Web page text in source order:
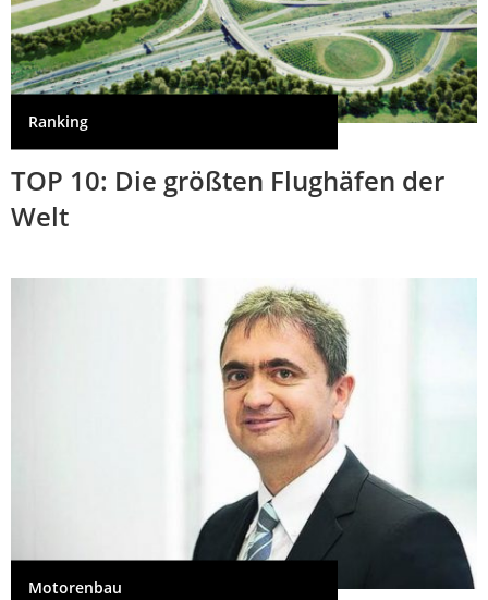
Ranking
TOP 10: Die größten Flughäfen der
Welt
Motorenbau